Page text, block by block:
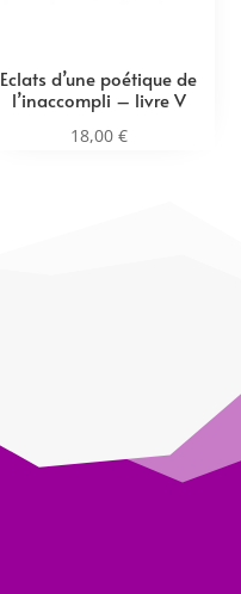
Eclats d’une poétique de
l’inaccompli – livre V
18,00 €